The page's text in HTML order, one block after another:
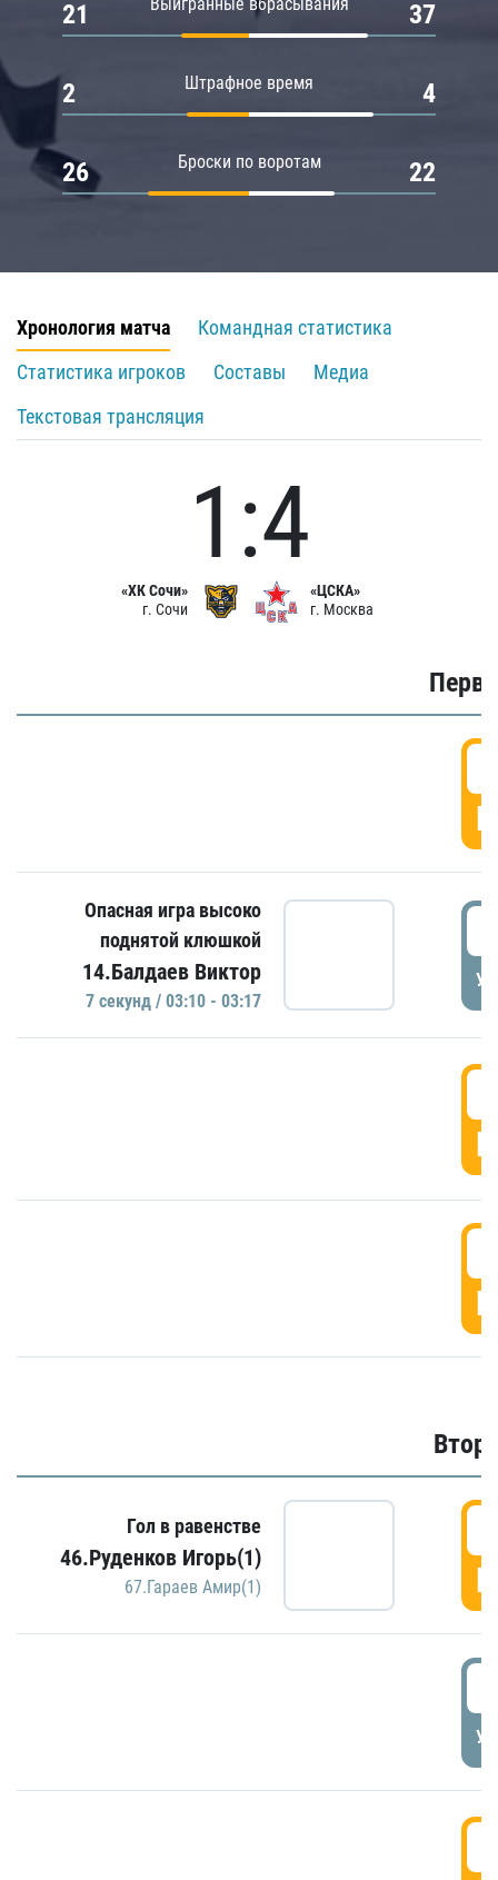
21 37
Штрафное время
2 4
Броски по воротам
26 22
Хронология матча
Командная статистика
Статистика игроков
Составы
Медиа
Текстовая трансляция
«ХК Сочи»
г. Сочи
1:4
«ЦСКА»
г. Москва
Опасная игра высоко
поднятой клюшкой
14.Балдаев Виктор
7 секунд / 03:10 - 03:17
Гол в равенстве
46.Руденков Игорь(1)
67.Гараев Амир(1)